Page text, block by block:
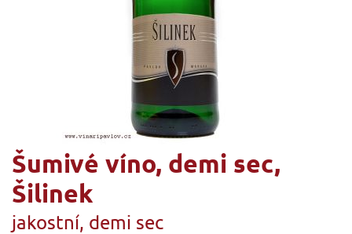
Šumivé víno, demi sec,
Šilinek
jakostní, demi sec